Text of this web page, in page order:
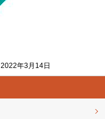
2022年3月14日